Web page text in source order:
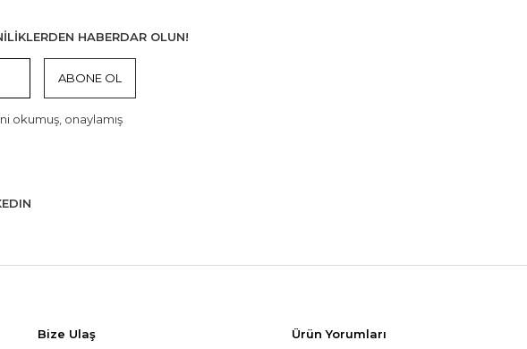
HABERDAR OLUN!
ABONE OL
okumuş, onaylamış
Bize Ulaş Ürün Yorumları